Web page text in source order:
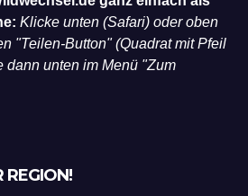
Klicke unten (Safari) oder oben
"Teilen-Button" (Quadrat mit Pfeil
dann unten im Menü "Zum
REGION!